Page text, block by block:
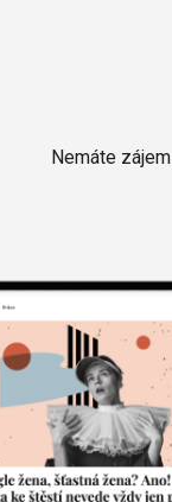
Nemáte